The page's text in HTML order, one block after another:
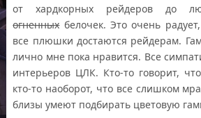
от хардкорных рейдеров до
огненныхбелочек. Это очень
все плюшки достаются рейдерам.
лично мне пока нравится. Все
интерьеров ЦЛК. Кто-то говорит,
кто-то наоборот, что все слишком
близы умеют подбирать цветовую